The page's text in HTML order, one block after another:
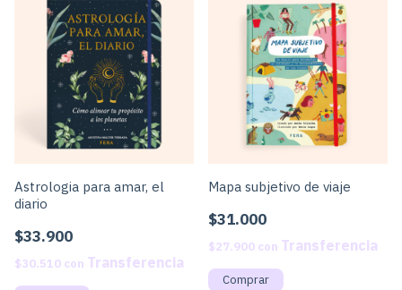
Astrologia para amar, el
diario
$33.900
$30.510 con
Mapa subjetivo de viaje
$31.000
$27.900 con